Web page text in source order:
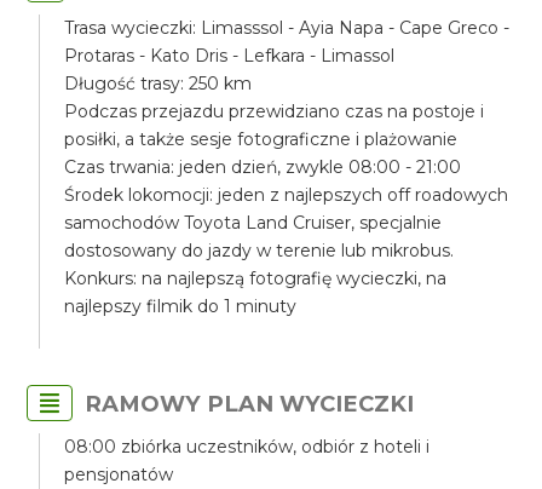
Trasa wycieczki: Limasssol - Ayia Napa - Cape Greco -
Protaras - Kato Dris - Lefkara - Limassol
Długość trasy: 250 km
Podczas przejazdu przewidziano czas na postoje i
posiłki, a także sesje fotograficzne i plażowanie
Czas trwania: jeden dzień, zwykle 08:00 - 21:00
Środek lokomocji: jeden z najlepszych off roadowych
samochodów Toyota Land Cruiser, specjalnie
dostosowany do jazdy w terenie lub mikrobus.
Konkurs: na najlepszą fotografię wycieczki, na
najlepszy filmik do 1 minuty
RAMOWY PLAN WYCIECZKI
08:00 zbiórka uczestników, odbiór z hoteli i
pensjonatów